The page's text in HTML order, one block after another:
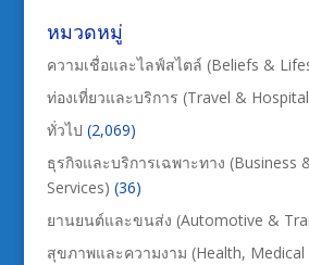
หมวดหมู่
ความเชื่อและไลฟ์สไตล์ (Beliefs &
ท่องเที่ยวและบริการ (Travel &
ทั่วไป (2,069)
ธุรกิจและบริการเฉพาะทาง (Business
Services) (36)
ยานยนต์และขนส่ง (Automotive &
สุขภาพและความงาม (Health,